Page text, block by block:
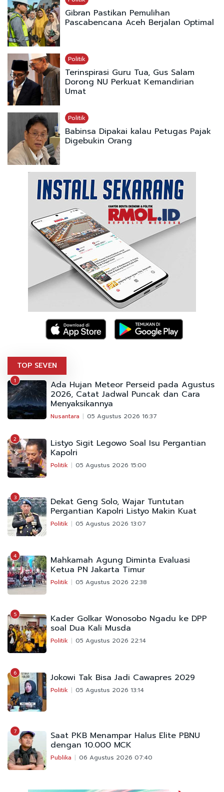
Gibran Pastikan Pemulihan
Pascabencana Aceh Berjalan Optimal
Politik
Terinspirasi Guru Tua, Gus Salam
Dorong NU Perkuat Kemandirian
Umat
Politik
Babinsa Dipakai kalau Petugas Pajak
Digebukin Orang
TOP SEVEN
1 Ada Hujan Meteor Perseid pada Agustus
2026, Catat Jadwal Puncak dan Cara
Menyaksikannya
Nusantara 05 Agustus 2026 16:37
2 Listyo Sigit Legowo Soal Isu Pergantian
Kapolri
Politik 05 Agustus 2026 15:00
3 Dekat Geng Solo, Wajar Tuntutan
Pergantian Kapolri Listyo Makin Kuat
Politik 05 Agustus 2026 13:07
4 Mahkamah Agung Diminta Evaluasi
Ketua PN Jakarta Timur
Politik 05 Agustus 2026 22:38
5 Kader Golkar Wonosobo Ngadu ke DPP
soal Dua Kali Musda
Politik 05 Agustus 2026 22:14
6 Jokowi Tak Bisa Jadi Cawapres 2029
Politik 05 Agustus 2026 13:14
7 Saat PKB Menampar Halus Elite PBNU
dengan 10.000 MCK
Publika 06 Agustus 2026 07:40